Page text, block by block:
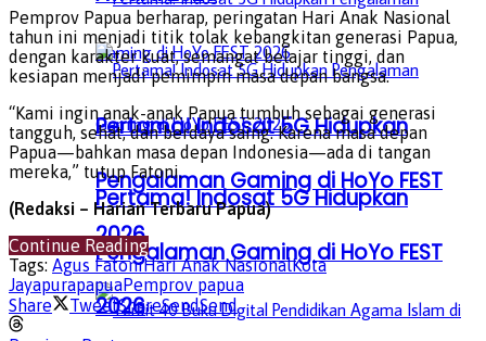
Pertama! Indosat 5G Hidupkan
Pengalaman Gaming di HoYo FEST
2026
Pertama! Indosat 5G Hidupkan
Pengalaman Gaming di HoYo FEST
2026
Pemprov Papua berharap, peringatan Hari Anak Nasional
tahun ini menjadi titik tolak kebangkitan generasi Papua,
dengan karakter kuat, semangat belajar tinggi, dan
kesiapan menjadi pemimpin masa depan bangsa.
“Kami ingin anak-anak Papua tumbuh sebagai generasi
tangguh, sehat, dan berdaya saing. Karena masa depan
Papua—bahkan masa depan Indonesia—ada di tangan
mereka,” tutup Fatoni.
(Redaksi – Harian Terbaru Papua)
Continue Reading
Tags: Agus FatoniHari Anak NasionalKota
JayapurapapuaPemprov papua
Share
TweetShareSendSend